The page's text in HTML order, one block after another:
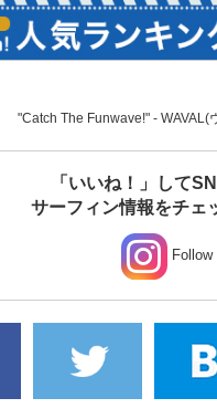
"Catch The Funwave!" - WAVAL(
「いいね！」して
サーフィン情報をチェ
Follow